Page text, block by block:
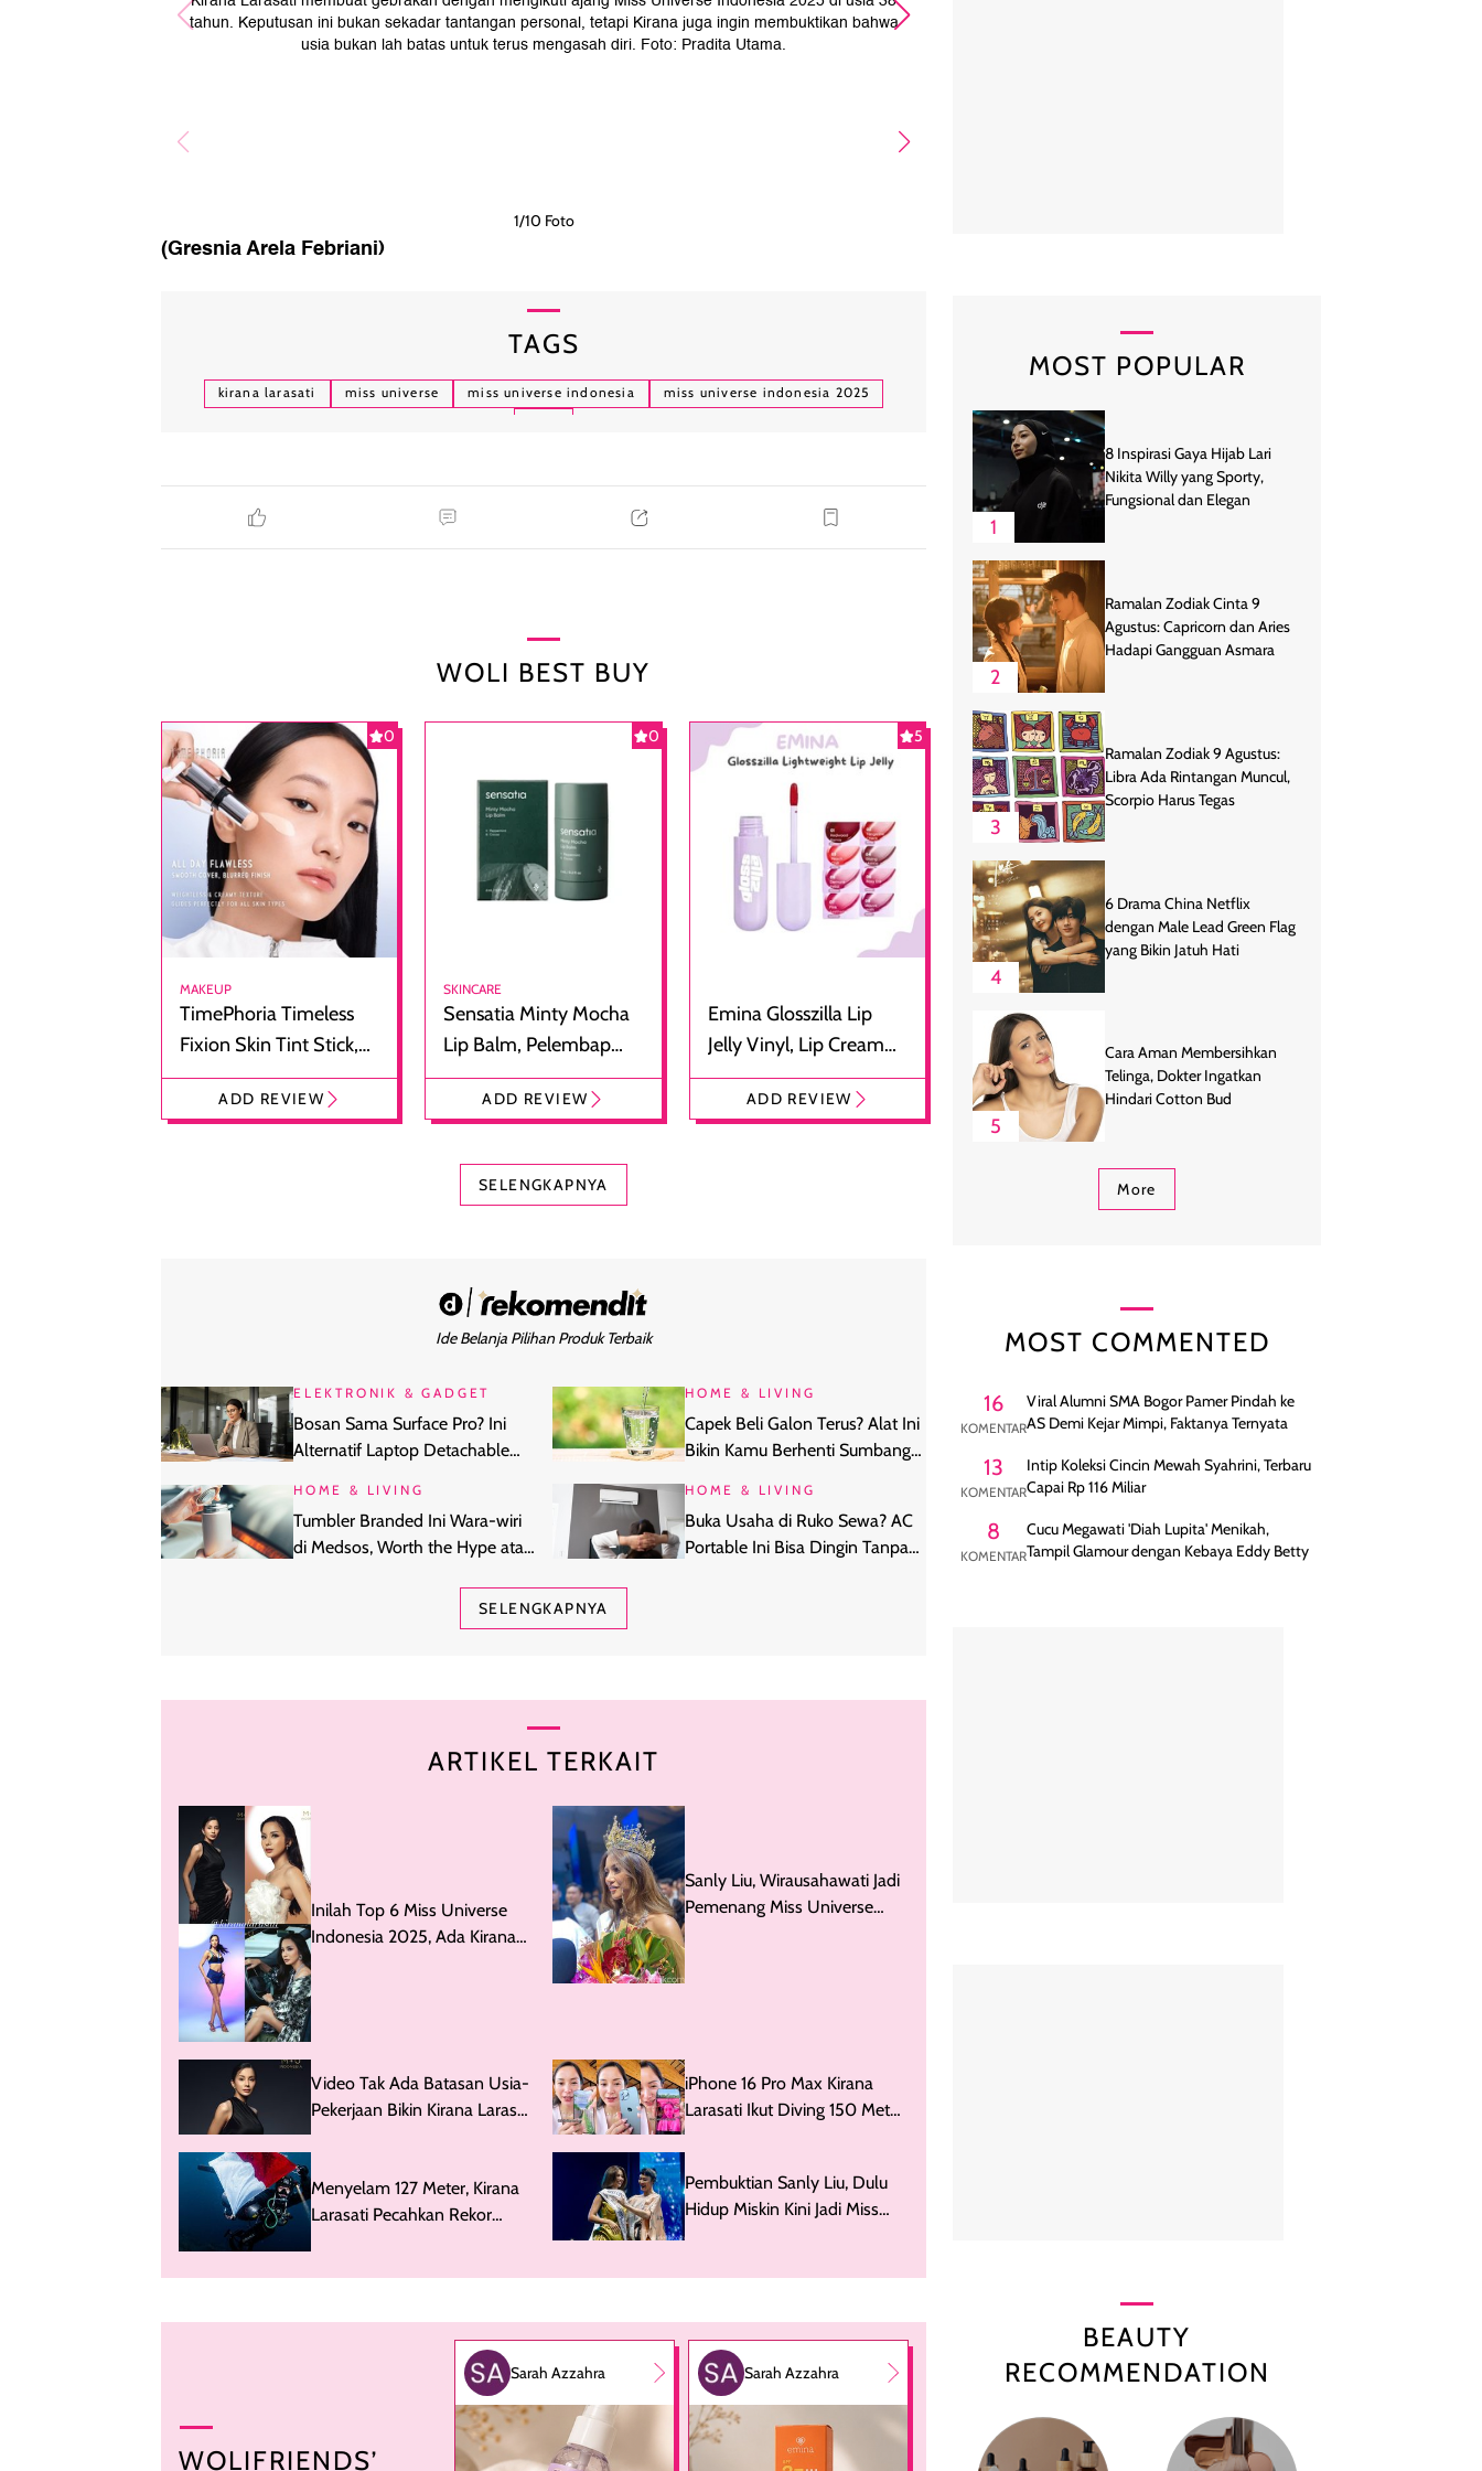
tahun. Keputusan ini bukan sekadar tantangan personal, tetapi Kirana juga ingin membuktikan bahwa
usia bukan lah batas untuk terus mengasah diri. Foto: Pradita Utama.
1/10 Foto
(Gresnia Arela Febriani)
TAGS
kirana larasati miss universe miss universe indonesia
miss universe indonesia 2025
WOLI BEST BUY
0
MAKEUP
TimePhoria Timeless
Fixion Skin Tint Stick,
Foundation dan
Concealer 2-in-1
ADD REVIEW
0
SKINCARE
Sensatia Minty Mocha
Lip Balm, Pelembap
Bibir dengan Aroma
CokelatADD REVIEW
5
Emina Glosszilla Lip
Jelly Vinyl, Lip Cream
Glossy Ringan dengan
Efek Bibir Plumpy
ADD REVIEW
SELENGKAPNYA
Ide Belanja Pilihan Produk Terbaik
ELEKTRONIK & GADGET
Bosan Sama Surface Pro? Ini
Alternatif Laptop Detachable
HOME & LIVING
Capek Beli Galon Terus? Alat Ini
Bikin Kamu Berhenti Sumbang
HOME & LIVING
Tumbler Branded Ini Wara-wiri
di Medsos, Worth the Hype atau
HOME & LIVING
Buka Usaha di Ruko Sewa? AC
Portable Ini Bisa Dingin Tanpa
SELENGKAPNYA
ARTIKEL TERKAIT
Inilah Top 6 Miss Universe
Indonesia 2025, Ada Kirana
Sanly Liu, Wirausahawati Jadi
Pemenang Miss Universe
Video Tak Ada Batasan Usia-
Pekerjaan Bikin Kirana Larasati
iPhone 16 Pro Max Kirana
Larasati Ikut Diving 150 Meter,
Menyelam 127 Meter, Kirana
Larasati Pecahkan Rekor
Pembuktian Sanly Liu, Dulu
Hidup Miskin Kini Jadi Miss
WOLIFRIENDS’
Sarah Azzahra Sarah Azzahra
MOST POPULAR
1
8 Inspirasi Gaya Hijab Lari
Nikita Willy yang Sporty,
Fungsional dan Elegan
2
Ramalan Zodiak Cinta 9
Agustus: Capricorn dan Aries
Hadapi Gangguan Asmara
3
Ramalan Zodiak 9 Agustus:
Libra Ada Rintangan Muncul,
Scorpio Harus Tegas
4
6 Drama China Netflix
dengan Male Lead Green Flag
yang Bikin Jatuh Hati
5
Cara Aman Membersihkan
Telinga, Dokter Ingatkan
Hindari Cotton Bud
More
MOST COMMENTED
16
KOMENTAR
Viral Alumni SMA Bogor Pamer Pindah ke
AS Demi Kejar Mimpi, Faktanya Ternyata
13
KOMENTAR
Intip Koleksi Cincin Mewah Syahrini, Terbaru
Capai Rp 116 Miliar
8
KOMENTAR
Cucu Megawati 'Diah Lupita' Menikah,
Tampil Glamour dengan Kebaya Eddy Betty
BEAUTY
RECOMMENDATION